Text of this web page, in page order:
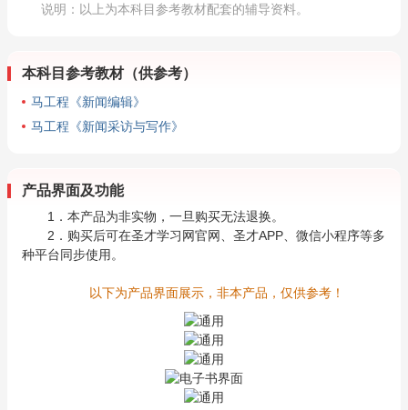
说明：以上为本科目参考教材配套的辅导资料。
本科目参考教材（供参考）
马工程《新闻编辑》
马工程《新闻采访与写作》
产品界面及功能
1．本产品为非实物，一旦购买无法退换。
2．购买后可在圣才学习网官网、圣才APP、微信小程序等多
种平台同步使用。
以下为产品界面展示，非本产品，仅供参考！